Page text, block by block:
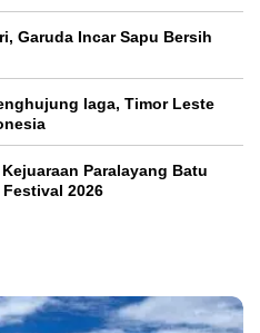
Garuda Incar Sapu Bersih
laga, Timor Leste
Paralayang Batu
2026